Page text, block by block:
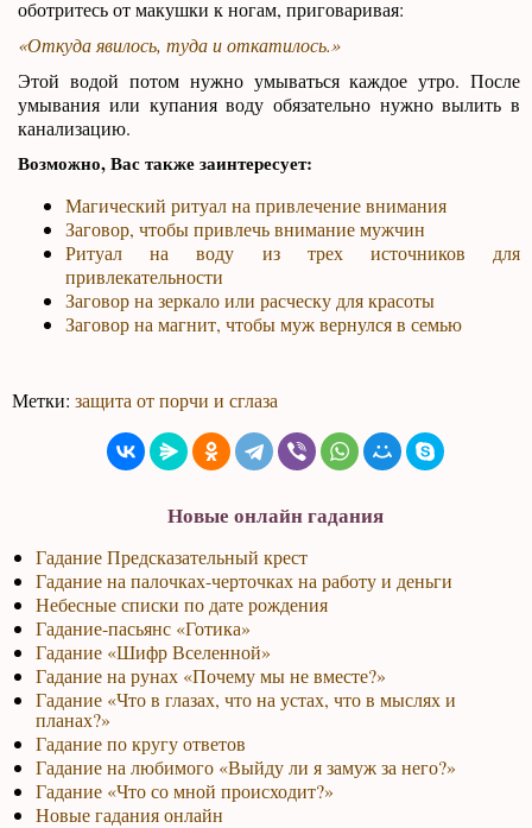
оботритесь от макушки к ногам, приговаривая:
«Откуда явилось, туда и откатилось.»
Этой водой потом нужно умываться каждое утро. После
умывания или купания воду обязательно нужно вылить в
канализацию.
Возможно, Вас также заинтересует:
Магический ритуал на привлечение внимания
Заговор, чтобы привлечь внимание мужчин
Ритуал на воду из трех источников для
привлекательности
Заговор на зеркало или расческу для красоты
Заговор на магнит, чтобы муж вернулся в семью
Метки:защита от порчи и сглаза
Новые онлайн гадания
Гадание Предсказательный крест
Гадание на палочках-черточках на работу и деньги
Небесные списки по дате рождения
Гадание-пасьянс «Готика»
Гадание «Шифр Вселенной»
Гадание на рунах «Почему мы не вместе?»
Гадание «Что в глазах, что на устах, что в мыслях и
планах?»
Гадание по кругу ответов
Гадание на любимого «Выйду ли я замуж за него?»
Гадание «Что со мной происходит?»
Новые гадания онлайн